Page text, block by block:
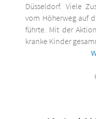
Düsseldorf. Viele
vom Höherweg auf
führte. Mit der
kranke Kinder